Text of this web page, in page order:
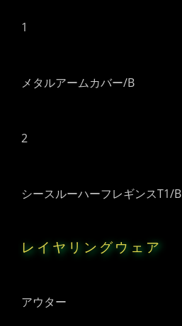
1
メタルアームカバー/B
2
シースルーハーフレギンスT1/B
レイヤリングウェア
アウター